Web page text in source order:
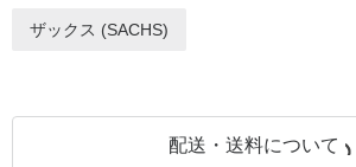
ザックス (SACHS)
配送・送料について